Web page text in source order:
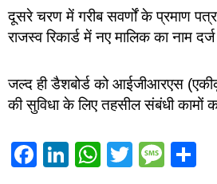
दूसरे चरण में गरीब सवर्णों के प्रमाण
राजस्व रिकार्ड में नए मालिक का नाम
जल्द ही डैशबोर्ड को आईजीआरएस
की सुविधा के लिए तहसील संबंधी कामों
Facebook
LinkedIn
WhatsApp
Twitter